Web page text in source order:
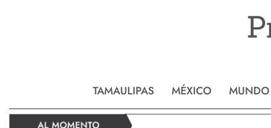
TAMAULIPAS MÉXICO MUNDO
Reynosa